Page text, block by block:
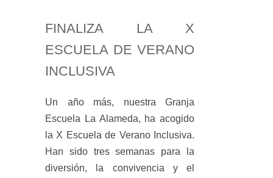
FINALIZA LA X
ESCUELA DE VERANO
INCLUSIVA
Un año más, nuestra Granja
Escuela La Alameda, ha acogido
la X Escuela de Verano Inclusiva.
Han sido tres semanas para la
diversión, la convivencia y el